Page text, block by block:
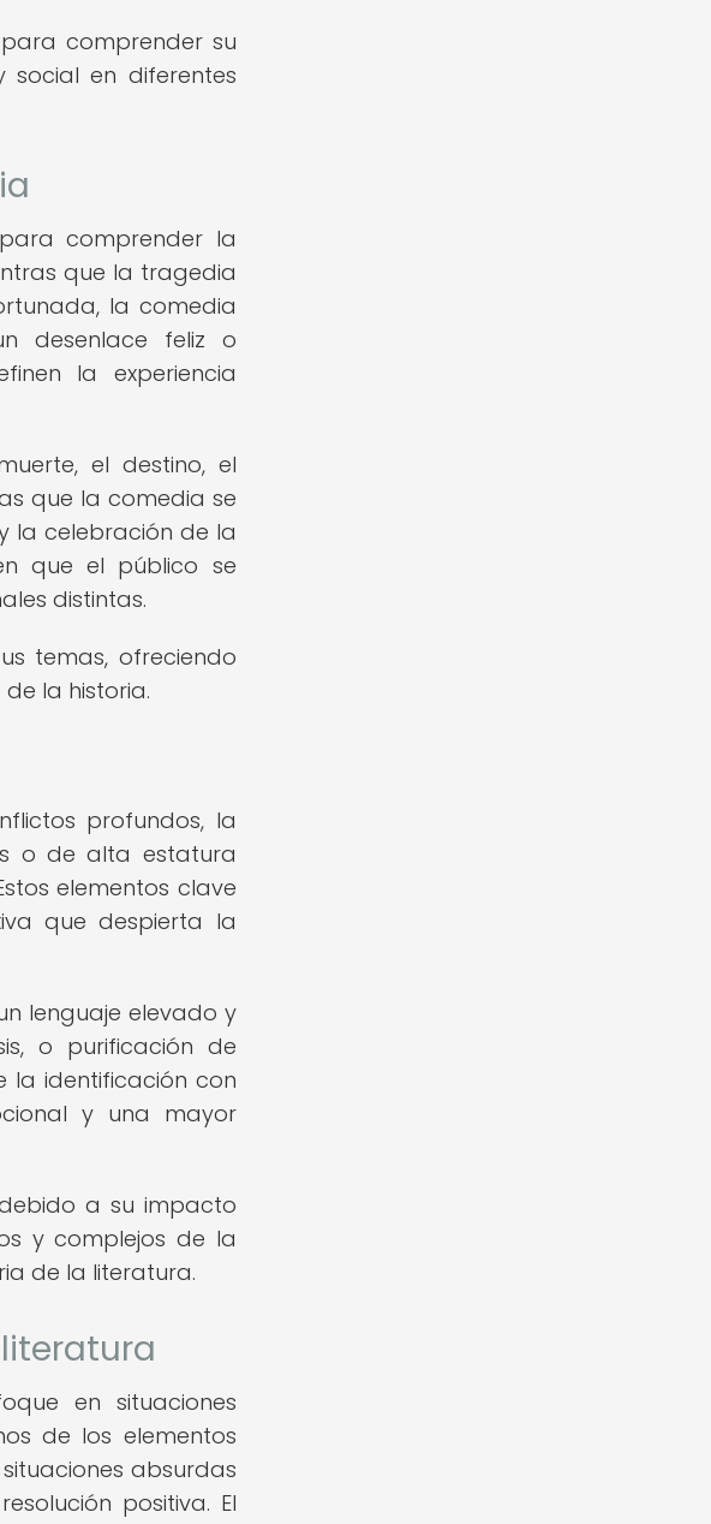
comprender su
en diferentes
comprender la
que la tragedia
la comedia
desenlace feliz o
la experiencia
el destino, el
que la comedia se
la celebración de la
que el público se
distintas.
temas, ofreciendo
la historia.
profundos, la
o de alta estatura
elementos clave
que despierta la
lenguaje elevado y
o purificación de
la identificación con
y una mayor
a su impacto
y complejos de la
de la literatura.
en situaciones
de los elementos
absurdas
positiva. El